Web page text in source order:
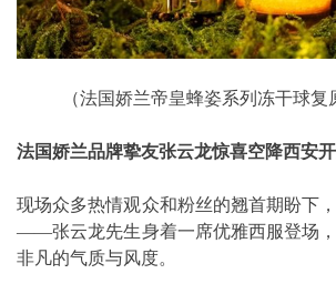
（法国娇兰帝皇蜂姿系列冻干球复
法国娇兰品牌挚友张云龙惊喜空降西安
现场众多热情观众和粉丝的翘首期盼下
——张云龙先生身着一席优雅西服登场
非凡的气质与风度。